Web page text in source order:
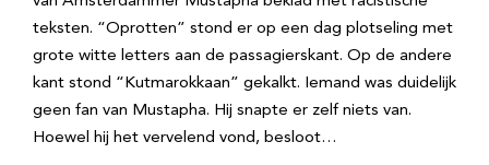
teksten. “Oprotten” stond er op een dag plotseling met
grote witte letters aan de passagierskant. Op de andere
kant stond “Kutmarokkaan” gekalkt. Iemand was duidelijk
geen fan van Mustapha. Hij snapte er zelf niets van.
Hoewel hij het vervelend vond, besloot…